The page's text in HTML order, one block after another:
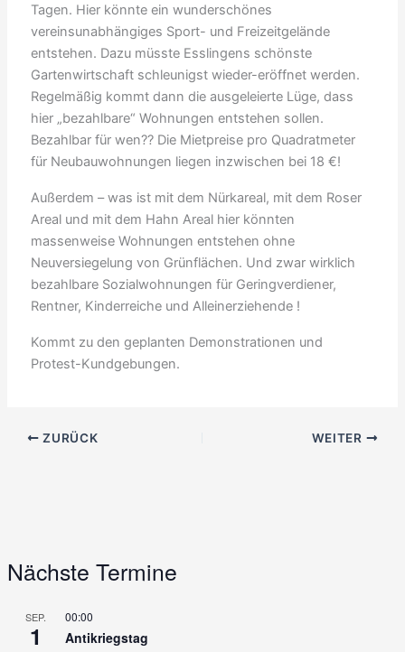
Tagen. Hier könnte ein wunderschönes
vereinsunabhängiges Sport- und Freizeitgelände
entstehen. Dazu müsste Esslingens schönste
Gartenwirtschaft schleunigst wieder-eröffnet werden.
Regelmäßig kommt dann die ausgeleierte Lüge, dass
hier „bezahlbare“ Wohnungen entstehen sollen.
Bezahlbar für wen?? Die Mietpreise pro Quadratmeter
für Neubauwohnungen liegen inzwischen bei 18 €!
Außerdem – was ist mit dem Nürkareal, mit dem Roser
Areal und mit dem Hahn Areal hier könnten
massenweise Wohnungen entstehen ohne
Neuversiegelung von Grünflächen. Und zwar wirklich
bezahlbare Sozialwohnungen für Geringverdiener,
Rentner, Kinderreiche und Alleinerziehende !
Kommt zu den geplanten Demonstrationen und
Protest-Kundgebungen.
ZURÜCK WEITER
Nächste Termine
SEP.
1
00:00
Antikriegstag